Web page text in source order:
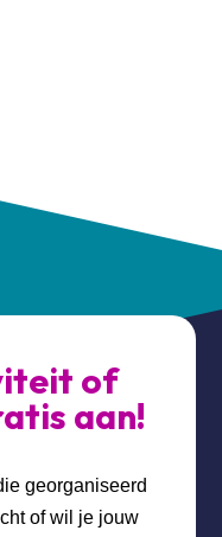
of
aan!
georganiseerd
of wil je jouw